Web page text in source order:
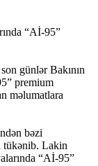
“Aİ-95”
günlər Bakının
premium
məlumatlara
bəzi
tükənib. Lakin
“Aİ-95”